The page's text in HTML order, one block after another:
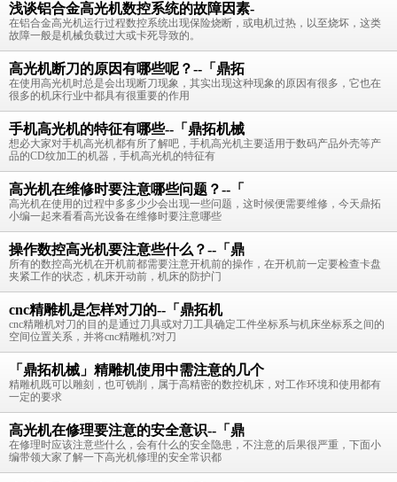
浅谈铝合金高光机数控系统的故障因素-
在铝合金高光机运行过程数控系统出现保险烧断，或电机过热，以至烧坏，这类
故障一般是机械负载过大或卡死导致的。
高光机断刀的原因有哪些呢？--「鼎拓
在使用高光机时总是会出现断刀现象，其实出现这种现象的原因有很多，它也在
很多的机床行业中都具有很重要的作用
手机高光机的特征有哪些--「鼎拓机械
想必大家对手机高光机都有所了解吧，手机高光机主要适用于数码产品外壳等产
品的CD纹加工的机器，手机高光机的特征有
高光机在维修时要注意哪些问题？--「
高光机在使用的过程中多多少少会出现一些问题，这时候便需要维修，今天鼎拓
小编一起来看看高光设备在维修时要注意哪些
操作数控高光机要注意些什么？--「鼎
所有的数控高光机在开机前都需要注意开机前的操作，在开机前一定要检查卡盘
夹紧工作的状态，机床开动前，机床的防护门
cnc精雕机是怎样对刀的--「鼎拓机
cnc精雕机对刀的目的是通过刀具或对刀工具确定工件坐标系与机床坐标系之间的
空间位置关系，并将cnc精雕机?对刀
「鼎拓机械」精雕机使用中需注意的几个
精雕机既可以雕刻，也可铣削，属于高精密的数控机床，对工作环境和使用都有
一定的要求
高光机在修理要注意的安全意识--「鼎
在修理时应该注意些什么，会有什么的安全隐患，不注意的后果很严重，下面小
编带领大家了解一下高光机修理的安全常识都